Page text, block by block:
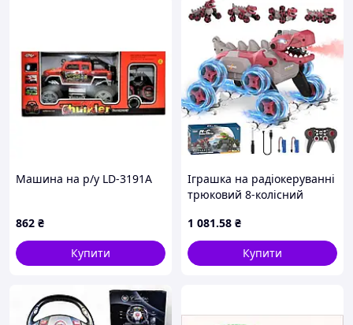
Машина на р/у LD-3191A
862 ₴
Купити
Іграшка на радіокеруванні
трюковий 8-колісний
Машинка на
радіокеруванні Динозавр
2209 A-Toys
1 081.58 ₴
Купити